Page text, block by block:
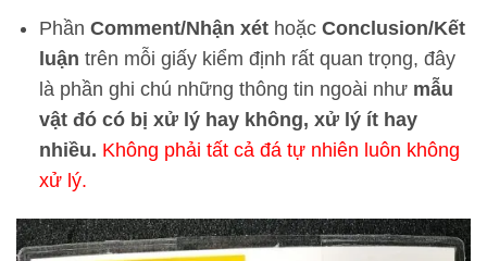
Phần Comment/Nhận xét hoặc Conclusion/Kết
luận trên mỗi giấy kiểm định rất quan trọng, đây
là phần ghi chú những thông tin ngoài như mẫu
vật đó có bị xử lý hay không, xử lý ít hay
nhiều. Không phải tất cả đá tự nhiên luôn không
xử lý.